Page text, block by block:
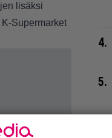
lisäksi
Supermarket
4.
5.